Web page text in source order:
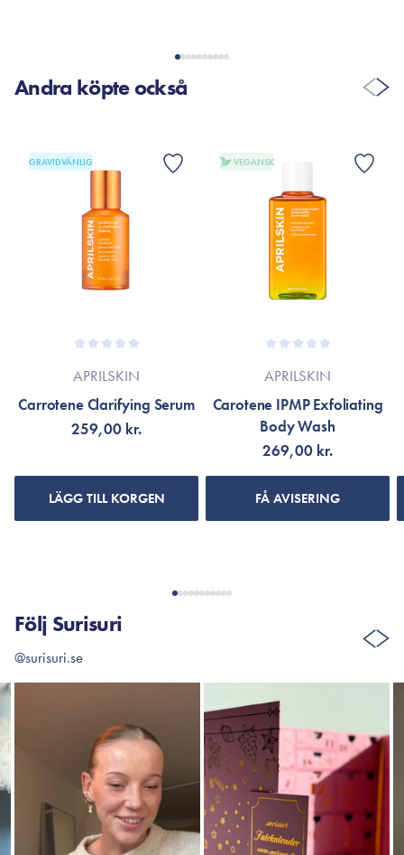
Andra köpte också
GRAVIDVÄNLIG
APRILSKIN
Carrotene Clarifying Serum
259,00 kr.
LÄGG TILL KORGEN
VEGANSK
APRILSKIN
Carotene IPMP Exfoliating
Body Wash
269,00 kr.
FÅ AVISERING
Följ Surisuri
@surisuri.se